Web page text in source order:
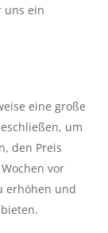
uns ein
eine große
um
den Preis
vor
erhöhen und